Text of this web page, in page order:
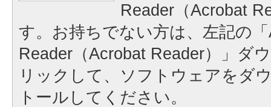
Reader（Acrobat
す。お持ちでない方は、左記の
Reader（Acrobat Reader）」ダ
リックして、ソフトウェアをダ
トールしてください。